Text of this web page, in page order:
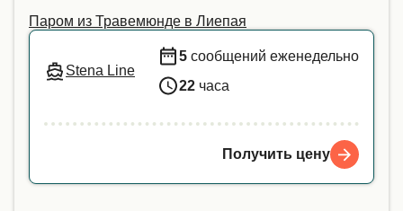
Паром из Травемюнде в Лиепая
Stena Line
5 сообщений еженедельно
22 часа
Получить цену